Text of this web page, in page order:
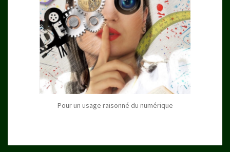
Pour un usage raisonné du numérique